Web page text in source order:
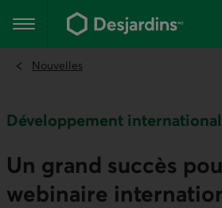
contenu
Menu principal
Nouvelles
Développement international
Un grand succès
webinaire